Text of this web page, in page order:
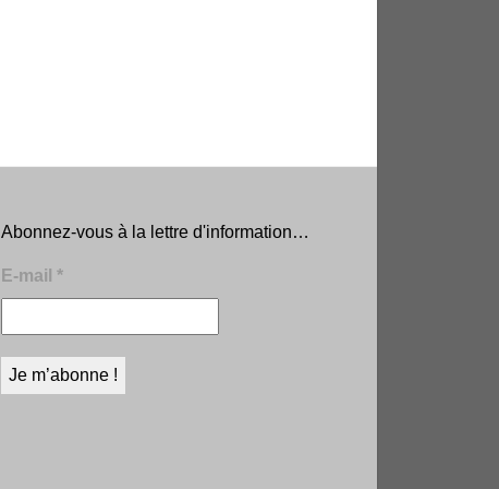
Abonnez-vous à la lettre d'information…
E-mail *